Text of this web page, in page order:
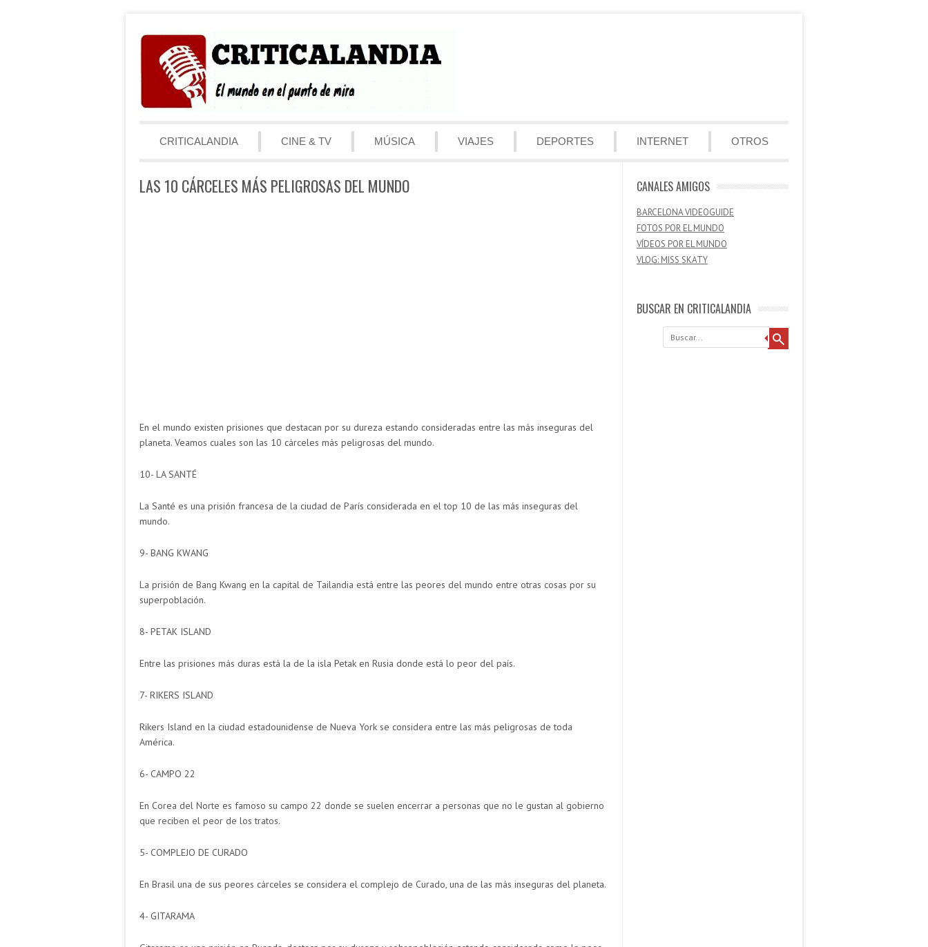
Menú
CRITICALANDIA
CINE & TV MÚSICA VIAJES DEPORTES INTERNET OTROS
LAS 10 CÁRCELES MÁS PELIGROSAS DEL MUNDO
En el mundo existen prisiones que destacan por su dureza estando consideradas entre las más inseguras del
planeta. Veamos cuales son las 10 cárceles más peligrosas del mundo.
10- LA SANTÉ
La Santé es una prisión francesa de la ciudad de París considerada en el top 10 de las más inseguras del
mundo.
9- BANG KWANG
La prisión de Bang Kwang en la capital de Tailandia está entre las peores del mundo entre otras cosas por su
superpoblación.
8- PETAK ISLAND
Entre las prisiones más duras está la de la isla Petak en Rusia donde está lo peor del país.
7- RIKERS ISLAND
Rikers Island en la ciudad estadounidense de Nueva York se considera entre las más peligrosas de toda
América.
6- CAMPO 22
En Corea del Norte es famoso su campo 22 donde se suelen encerrar a personas que no le gustan al gobierno
que reciben el peor de los tratos.
5- COMPLEJO DE CURADO
En Brasil una de sus peores cárceles se considera el complejo de Curado, una de las más inseguras del planeta.
4- GITARAMA
CANALES AMIGOS
BARCELONA VIDEOGUIDE
FOTOS POR EL MUNDO
VÍDEOS POR EL MUNDO
VLOG: MISS SKATY
BUSCAR EN CRITICALANDIA
Buscar